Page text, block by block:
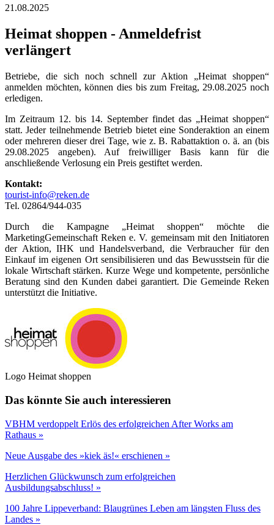
21.08.2025
Heimat shoppen - Anmeldefrist
verlängert
Betriebe, die sich noch schnell zur Aktion „Heimat shoppen“
anmelden möchten, können dies bis zum Freitag, 29.08.2025 noch
erledigen.
Im Zeitraum 12. bis 14. September findet das „Heimat shoppen“
statt. Jeder teilnehmende Betrieb bietet eine Sonderaktion an einem
oder mehreren dieser drei Tage, wie z. B. Rabattaktion o. ä. an (bis
29.08.2025 angeben). Auf freiwilliger Basis kann für die
anschließende Verlosung ein Preis gestiftet werden.
Kontakt:
tourist-info@reken.de
Tel. 02864/944-035
Durch die Kampagne „Heimat shoppen“ möchte die
MarketingGemeinschaft Reken e. V. gemeinsam mit den Initiatoren
der Aktion, IHK und Handelsverband, die Verbraucher für den
Einkauf im eigenen Ort sensibilisieren und das Bewusstsein für die
lokale Wirtschaft stärken. Kurze Wege und kompetente, persönliche
Beratung sind den Kunden dabei garantiert. Die Gemeinde Reken
unterstützt die Initiative.
Logo Heimat shoppen
Das könnte Sie auch interessieren
VBHM verdoppelt Erlös des erfolgreichen After Works am
Rathaus »
Neue Ausgabe des »kiek äs!« erschienen »
Herzlichen Glückwunsch zum erfolgreichen
Ausbildungsabschluss! »
100 Jahre Lippeverband: Blaugrünes Leben am längsten Fluss des
Landes »